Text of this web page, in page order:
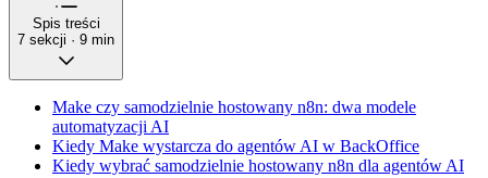
Spis treści
7 sekcji · 9 min
Make czy samodzielnie hostowany n8n: dwa modele
automatyzacji AI
Kiedy Make wystarcza do agentów AI w BackOffice
Kiedy wybrać samodzielnie hostowany n8n dla agentów AI